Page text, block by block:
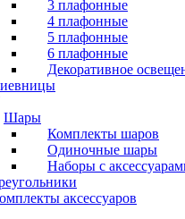
3 плафонные
4 плафонные
5 плафонные
6 плафонные
Декоративное
Шары
Комплекты шаров
Одиночные шары
Наборы с
аксессуаров